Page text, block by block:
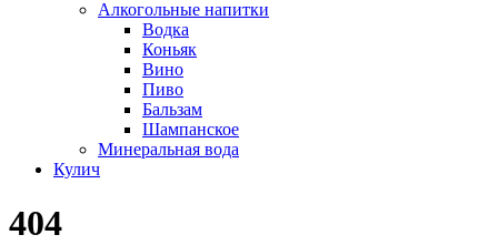
Алкогольные напитки
Водка
Коньяк
Вино
Пиво
Бальзам
Шампанское
Минеральная вода
Кулич
404